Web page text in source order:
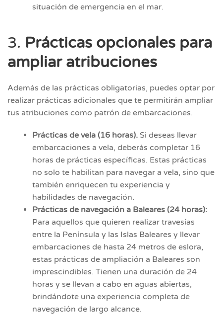
situación de emergencia en el mar.
3. Prácticas opcionales para
ampliar atribuciones
Además de las prácticas obligatorias, puedes optar por
realizar prácticas adicionales que te permitirán ampliar
tus atribuciones como patrón de embarcaciones.
Prácticas de vela (16 horas). Si deseas llevar
embarcaciones a vela, deberás completar 16
horas de prácticas específicas. Estas prácticas
no solo te habilitan para navegar a vela, sino que
también enriquecen tu experiencia y
habilidades de navegación.
Prácticas de navegación a Baleares (24 horas):
Para aquellos que quieren realizar travesías
entre la Península y las Islas Baleares y llevar
embarcaciones de hasta 24 metros de eslora,
estas prácticas de ampliación a Baleares son
imprescindibles. Tienen una duración de 24
horas y se llevan a cabo en aguas abiertas,
brindándote una experiencia completa de
navegación de largo alcance.